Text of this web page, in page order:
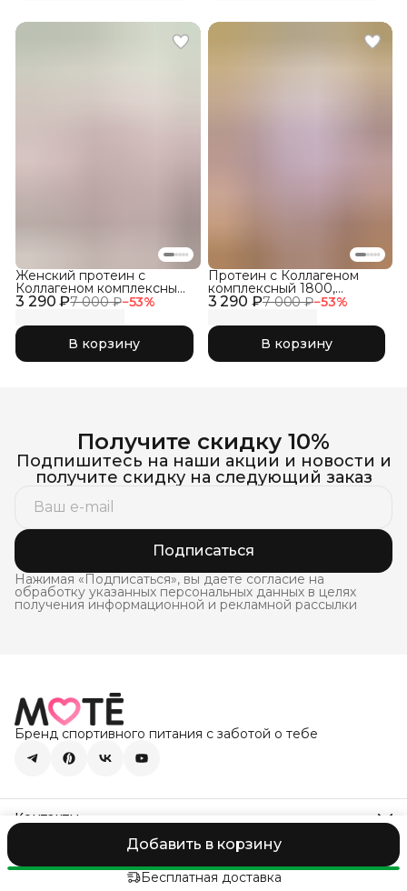
Добавить в корзину
Бесплатная доставка
3 290 ₽7 000 ₽−53%
Женский протеин с
Коллагеном комплексный
1800, Кокос
В корзину
3 290 ₽7 000 ₽−53%
Протеин с Коллагеном
комплексный 1800,
Фраппе
В корзину
Получите скидку 10%
Подпишитесь на наши акции и новости и
получите скидку на следующий заказ
Подписаться
Нажимая «Подписаться», вы даете согласие на
обработку указанных персональных данных в целях
получения информационной и рекламной рассылки
Бренд спортивного питания с заботой о тебе
Контакты
385142, Россия, Республика Адыгея, Тахтамукайский
район, пгт.Яблоновский, ул.Шоссейная, дом 71д/1
ООО "МОТЭ"Поддержка OnlineОплатаДоставкаПравила